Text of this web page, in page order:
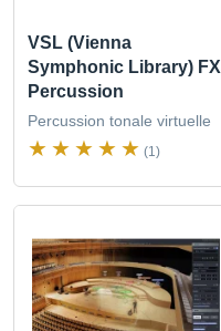
VSL (Vienna
Symphonic Library) FX
Percussion
Percussion tonale virtuelle
(1)